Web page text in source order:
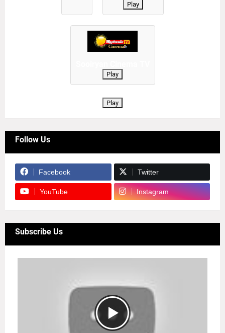
Play
Play
Play
Follow Us
Facebook Twitter
YouTube Instagram
Subscribe Us